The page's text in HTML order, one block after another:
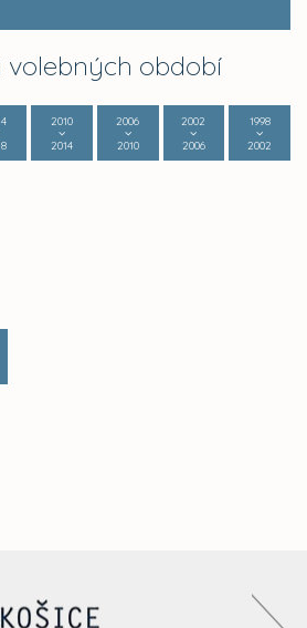
volebných období
2010
2014
2006
2010
2002
2006
1998
2002